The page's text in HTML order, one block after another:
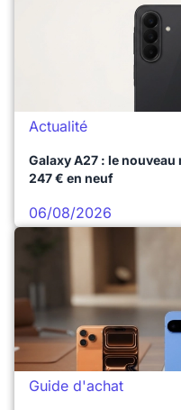
Actualité
Galaxy A27 : le
247 € en neuf
06/08/2026
Guide d'achat